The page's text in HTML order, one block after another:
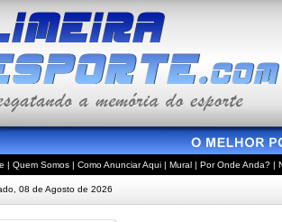
| Quem Somos | Como Anunciar Aqui | Mural | Por Onde Anda? |
08 de Agosto de 2026